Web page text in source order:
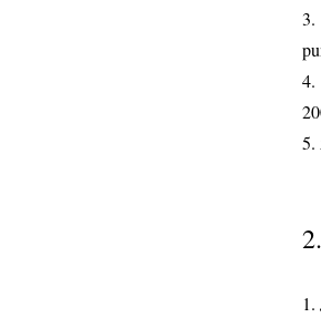
3.
4.
5.
1.